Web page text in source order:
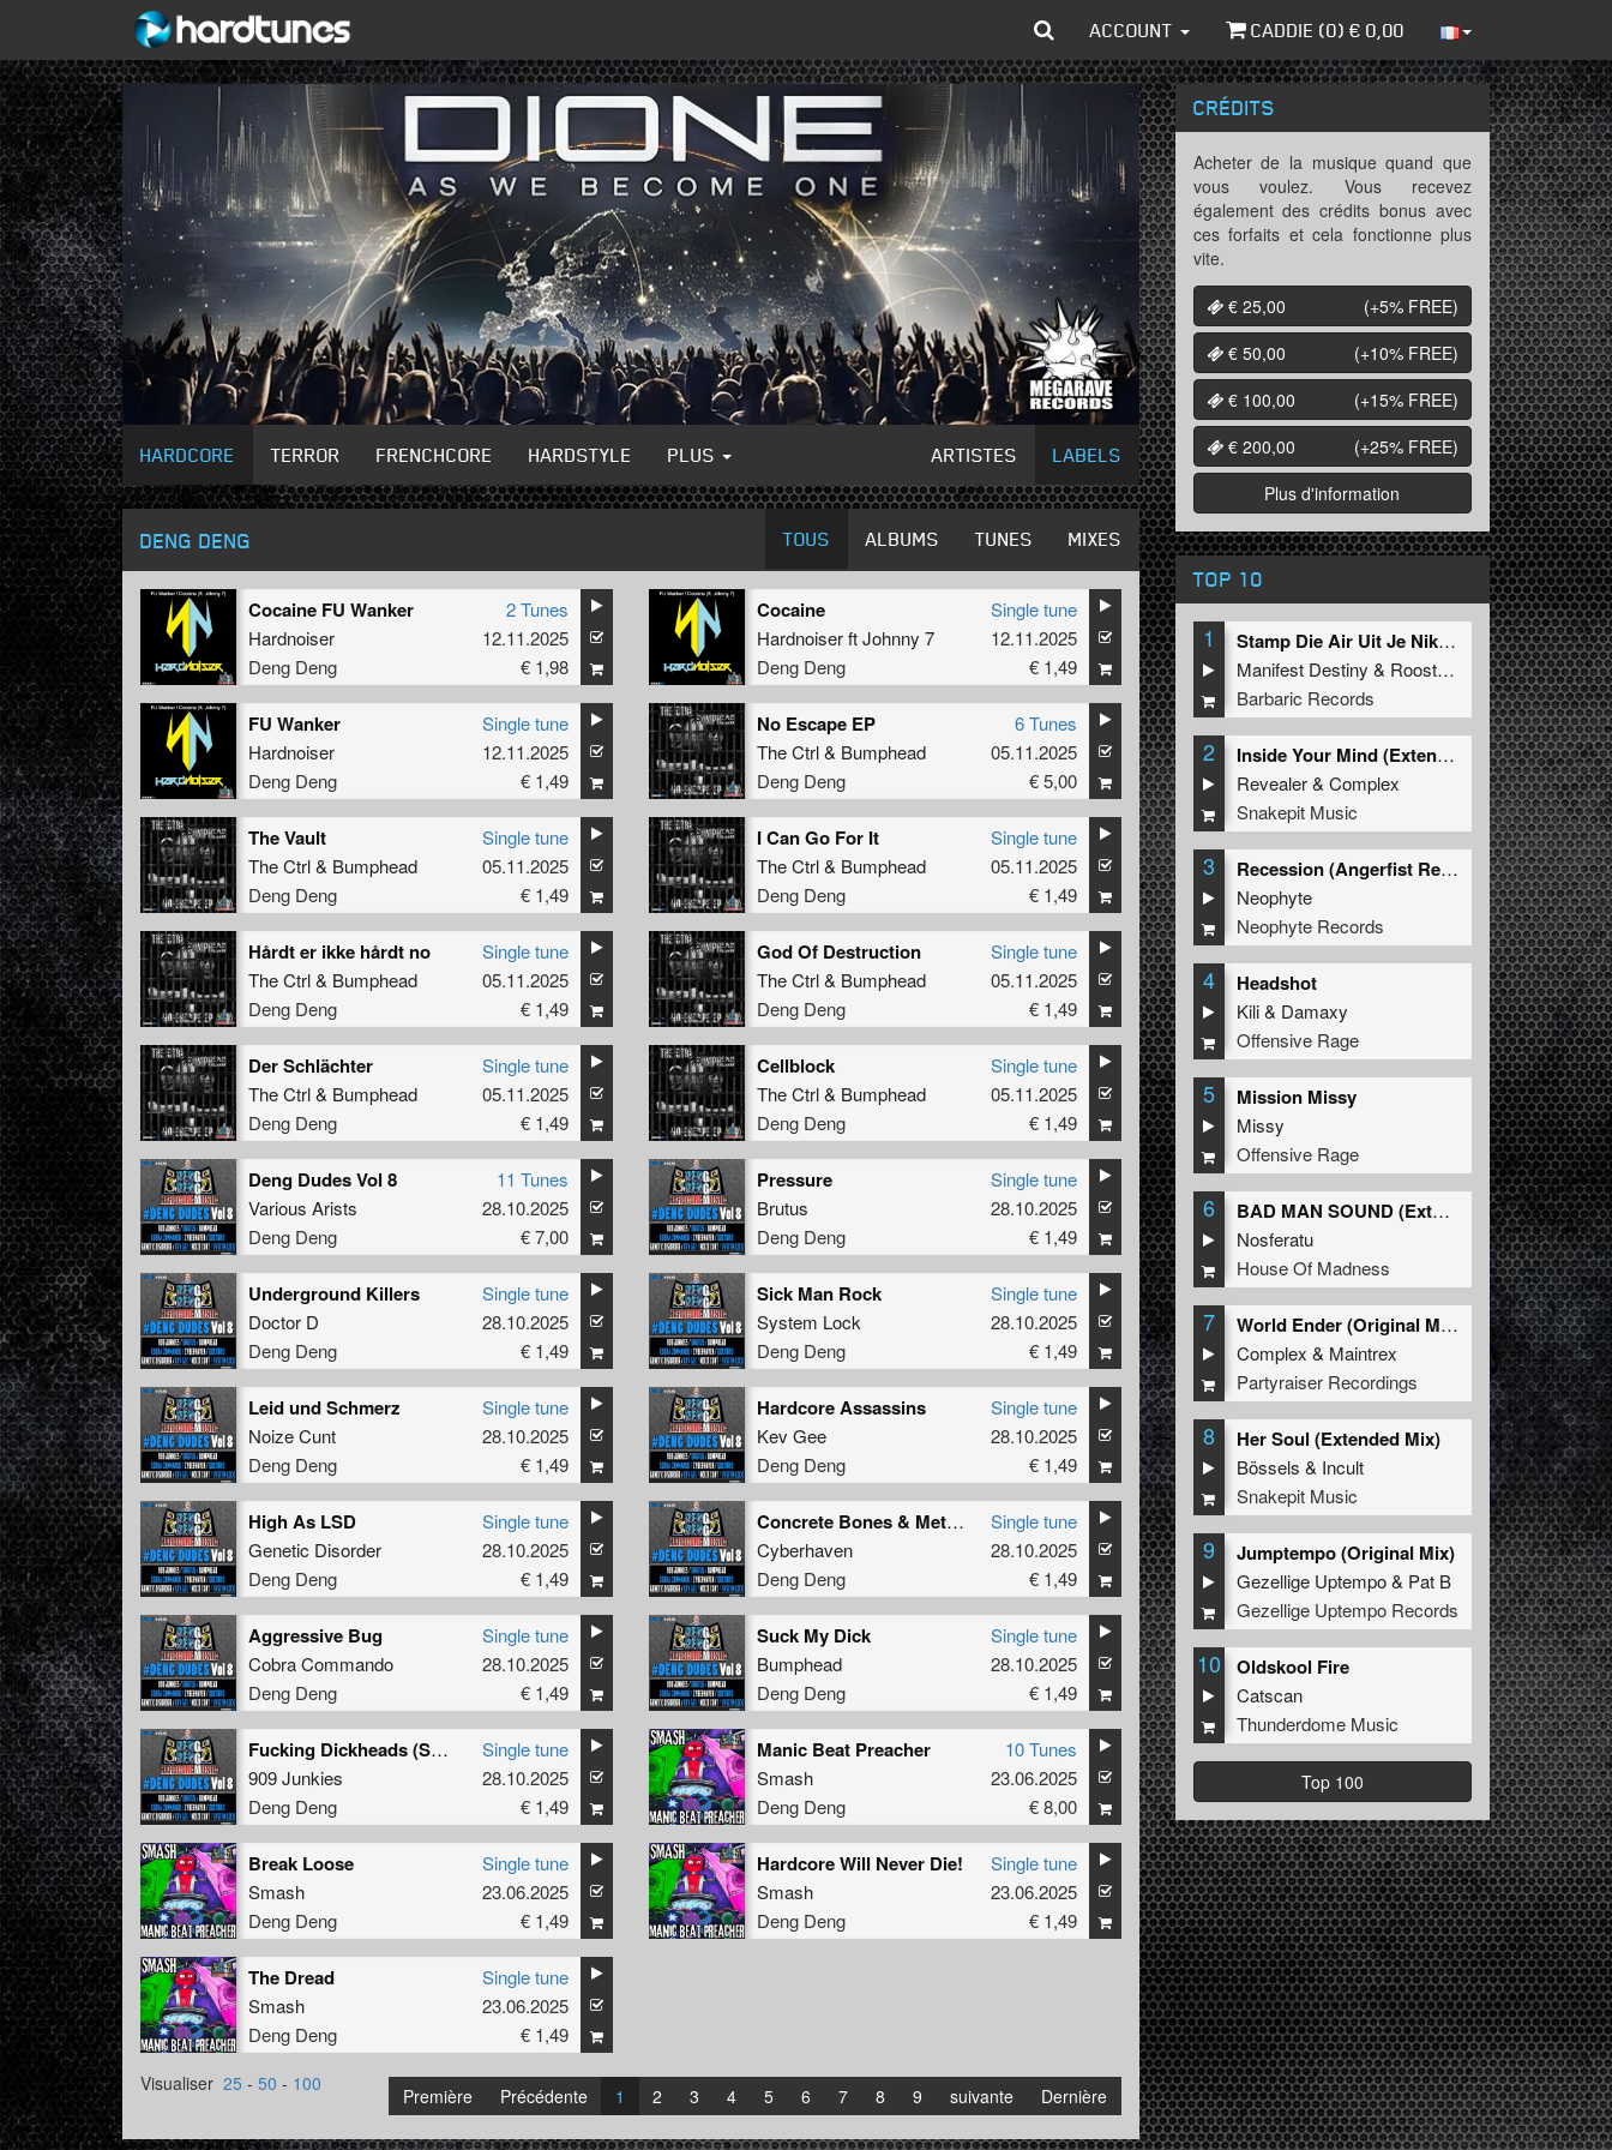
ACCOUNT CADDIE (0) € 0,00
HARDCORE TERROR FRENCHCORE HARDSTYLE PLUS ARTISTES LABELS
DENG DENG TOUS ALBUMS TUNES MIXES
Cocaine FU Wanker
Hardnoiser
Deng Deng
2 Tunes
12.11.2025
€ 1,98
Cocaine
HardnoiserftJohnny 7
Deng Deng
Single tune
12.11.2025
€ 1,49
FU Wanker
Hardnoiser
Deng Deng
Single tune
12.11.2025
€ 1,49
No Escape EP
The Ctrl& Bumphead
Deng Deng
6 Tunes
05.11.2025
€ 5,00
The Vault
The Ctrl& Bumphead
Deng Deng
Single tune
05.11.2025
€ 1,49
I Can Go For It
The Ctrl& Bumphead
Deng Deng
Single tune
05.11.2025
€ 1,49
Hårdt er ikke hårdt no
The Ctrl& Bumphead
Deng Deng
Single tune
05.11.2025
€ 1,49
God Of Destruction
The Ctrl& Bumphead
Deng Deng
Single tune
05.11.2025
€ 1,49
Der Schlächter
The Ctrl& Bumphead
Deng Deng
Single tune
05.11.2025
€ 1,49
Cellblock
The Ctrl& Bumphead
Deng Deng
Single tune
05.11.2025
€ 1,49
Deng Dudes Vol 8
Various Arists
Deng Deng
11 Tunes
28.10.2025
€ 7,00
Pressure
Brutus
Deng Deng
Single tune
28.10.2025
€ 1,49
Underground Killers
Doctor D
Deng Deng
Single tune
28.10.2025
€ 1,49
Sick Man Rock
System Lock
Deng Deng
Single tune
28.10.2025
€ 1,49
Leid und Schmerz
Noize Cunt
Deng Deng
Single tune
28.10.2025
€ 1,49
Hardcore Assassins
Kev Gee
Deng Deng
Single tune
28.10.2025
€ 1,49
High As LSD
Genetic Disorder
Deng Deng
Single tune
28.10.2025
€ 1,49
Concrete Bones & Metal Tones (JD NoiZe Rmx)
Cyberhaven
Deng Deng
Single tune
28.10.2025
€ 1,49
Aggressive Bug
Cobra Commando
Deng Deng
Single tune
28.10.2025
€ 1,49
Suck My Dick
Bumphead
Deng Deng
Single tune
28.10.2025
€ 1,49
Fucking Dickheads (SNG Remix)
909 Junkies
Deng Deng
Single tune
28.10.2025
€ 1,49
Manic Beat Preacher
Smash
Deng Deng
10 Tunes
23.06.2025
€ 8,00
Break Loose
Smash
Deng Deng
Single tune
23.06.2025
€ 1,49
Hardcore Will Never Die!
Smash
Deng Deng
Single tune
23.06.2025
€ 1,49
The Dread
Smash
Deng Deng
Single tune
23.06.2025
€ 1,49
Visualiser 25 - 50 - 100
Première Précédente 1 2 3 4 5 6 7 8 9 suivante Dernière
CRÉDITS
Acheter de la musique quand que
vous voulez. Vous recevez
également des crédits bonus avec
ces forfaits et cela fonctionne plus
vite.
€ 25,00
(+5% FREE)
€ 50,00
(+10% FREE)
€ 100,00
(+15% FREE)
€ 200,00
(+25% FREE)
Plus d'information
TOP 10
1
Stamp Die Air Uit Je Nikeys (Extended Mix)
Manifest Destiny & Roosterz
Barbaric Records
2
Inside Your Mind (Extended Mix)
Revealer&Complex
Snakepit Music
3
Recession (Angerfist Remix Extended)
Neophyte
Neophyte Records
4 Headshot
Kili& Damaxy
Offensive Rage
5 Mission Missy
Missy
Offensive Rage
6
BAD MAN SOUND (Extended Mix)
Nosferatu
House Of Madness
7
World Ender (Original Mix)
Complex & Maintrex
Partyraiser Recordings
8 Her Soul (Extended Mix)
Bössels & Incult
Snakepit Music
9 Jumptempo (Original Mix)
Gezellige Uptempo& Pat B
Gezellige Uptempo Records
10 Oldskool Fire
Catscan
Thunderdome Music
Top 100